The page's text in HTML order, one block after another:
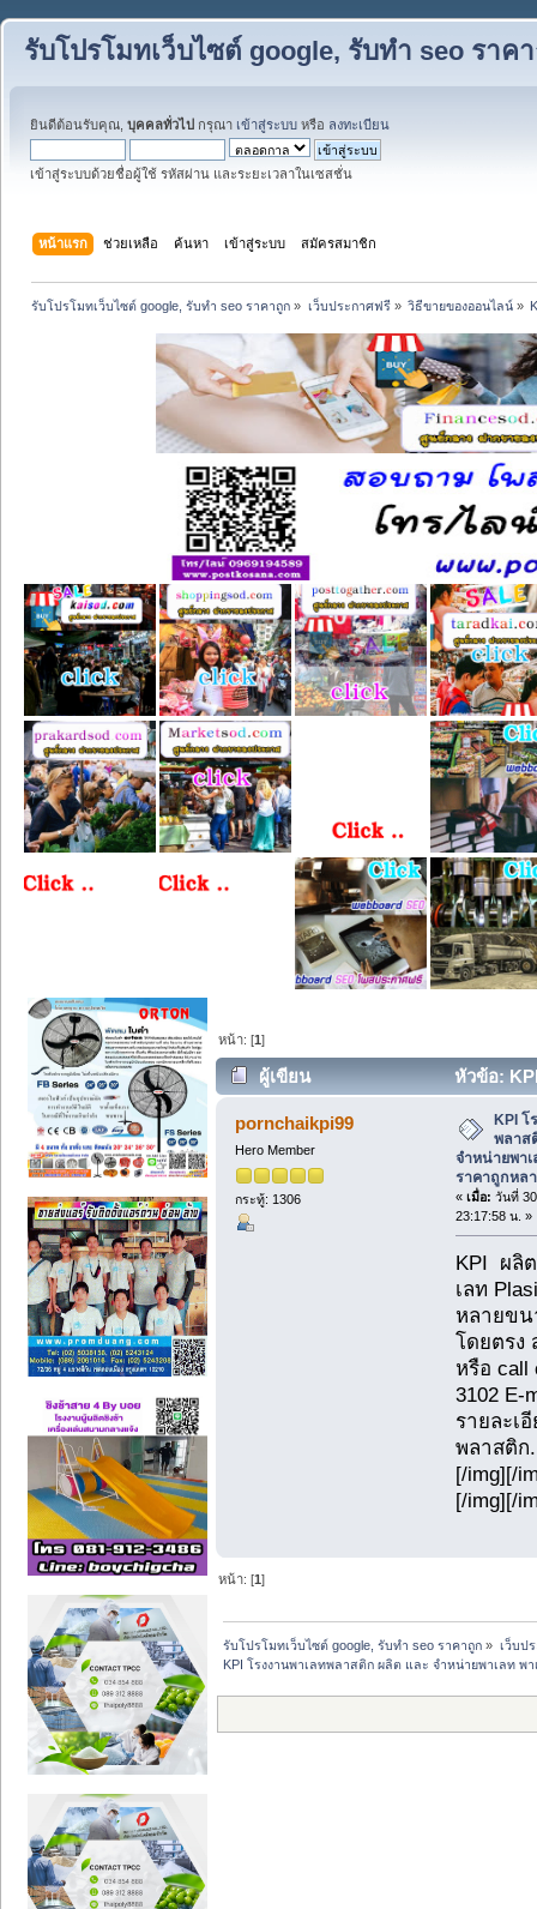
รับโปรโมทเว็บไซต์ google, รับทำ seo ราค
ยินดีต้อนรับคุณ, บุคคลทั่วไป กรุณา เข้าสู่ระบบ หรือ ลงทะเบียน
เข้าสู่ระบบด้วยชื่อผู้ใช้ รหัสผ่าน และระยะเวลาในเซสชั่น
หน้าแรก ช่วยเหลือ ค้นหา เข้าสู่ระบบ สมัครสมาชิก
รับโปรโมทเว็บไซต์ google, รับทำ seo ราคาถูก » เว็บประกาศฟรี» วิธีขายของออนไลน์»
หน้า: [1]
ผู้เขียน
หัวข้อ:
จำหน่ายพาเลท พาเลทพสติก ราคาถูกห
pornchaikpi99
Hero Member
กระทู้: 1306
KPI โ
พลาส
จำหน่ายพา
ราคาถูกหล
« เมื่อ: วันที่
23:17:58 น. »
KPI ผลิ
เลท
หลายขน
โดยตรง
หรือ call
3102 E-
รายละเ
พลาสติก
[/img][/
[/img][/
หน้า: [1]
รับโปรโมทเว็บไซต์ google, รับทำ seo ราคาถูก » เว็บป
KPI โรงงานพาเลทพลาสติก ผลิต และ จำหน่ายพาเลท